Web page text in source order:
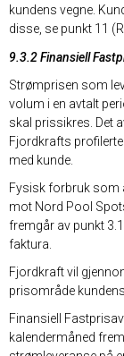
kundens vegne.
disse, se punkt 11
9.3.2 Finansiell
Strømprisen som
volum i en avtalt
skal prissikres. Det
Fjordkrafts
med kunde.
Fysisk forbruk som
mot Nord Pool
fremgår av punkt
faktura.
Fjordkraft vil
prisområde
Finansiell
kalendermåned